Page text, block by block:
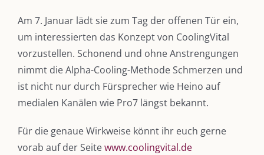
Am 7. Januar lädt sie zum Tag der offenen Tür ein,
um interessierten das Konzept von CoolingVital
vorzustellen. Schonend und ohne Anstrengungen
nimmt die Alpha-Cooling-Methode Schmerzen und
ist nicht nur durch Fürsprecher wie Heino auf
medialen Kanälen wie Pro7 längst bekannt.
Für die genaue Wirkweise könnt ihr euch gerne
vorab auf der Seitewww.coolingvital.de
DIE KULMBLOGGERA